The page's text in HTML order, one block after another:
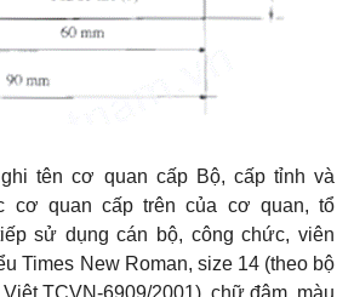
tên cơ quan cấp Bộ, cấp tỉnh và
cơ quan cấp trên của cơ quan, tổ
sử dụng cán bộ, công chức, viên
Times New Roman, size 14 (theo bộ
TCVN-6909/2001), chữ đậm, màu